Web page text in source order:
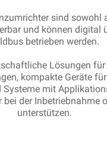
sind sowohl
und können digital
betrieben werden.
Lösungen
kompakte Geräte
Systeme mit
bei der Inbetriebnahme
unterstützen.